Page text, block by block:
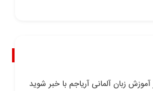
آموزش زبان آلمانی آریاجم با خبر شوید